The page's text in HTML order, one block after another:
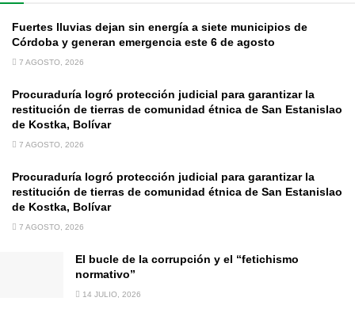
Fuertes lluvias dejan sin energía a siete municipios de
Córdoba y generan emergencia este 6 de agosto
7 AGOSTO, 2026
Procuraduría logró protección judicial para garantizar la
restitución de tierras de comunidad étnica de San Estanislao
de Kostka, Bolívar
7 AGOSTO, 2026
Procuraduría logró protección judicial para garantizar la
restitución de tierras de comunidad étnica de San Estanislao
de Kostka, Bolívar
7 AGOSTO, 2026
El bucle de la corrupción y el “fetichismo
normativo”
14 JULIO, 2026